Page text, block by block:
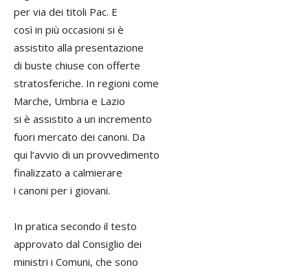
per via dei titoli Pac. E
così in più occasioni si è
assistito alla presentazione
di buste chiuse con offerte
stratosferiche. In regioni come
Marche, Umbria e Lazio
si è assistito a un incremento
fuori mercato dei canoni. Da
qui l’avvio di un provvedimento
finalizzato a calmierare
i canoni per i giovani.
In pratica secondo il testo
approvato dal Consiglio dei
ministri i Comuni, che sono